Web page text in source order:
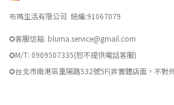
布瑪生活有限公司 統編:91067079
✪客服信箱: bluma.service@gmail.com
✪M/T: 0909507335(恕不提供電話客服)
​✪台北市南港區重陽路532號5F(非實體店面，不對